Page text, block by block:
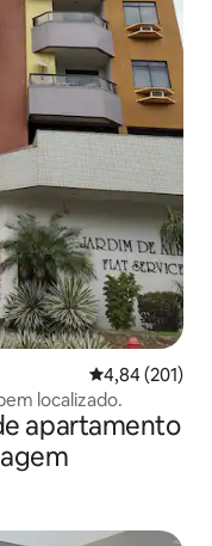
4,84 de uma
4,84 (201)
localizado.
apartamento